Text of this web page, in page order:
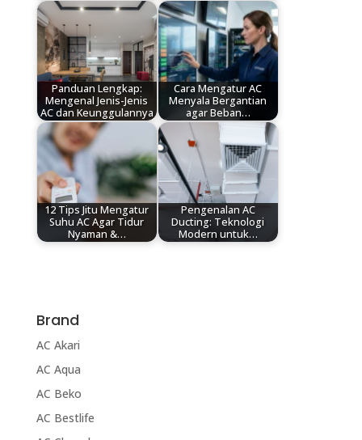
Panduan Lengkap:
Mengenal Jenis-Jenis
AC dan Keunggulannya
Cara Mengatur AC
Menyala Bergantian
agar Beban…
12 Tips Jitu Mengatur
Suhu AC Agar Tidur
Nyaman &…
Pengenalan AC
Ducting: Teknologi
Modern untuk…
Brand
AC Akari
AC Aqua
AC Beko
AC Bestlife